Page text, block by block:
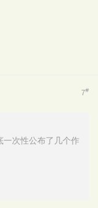
7#
一次性公布了几个作